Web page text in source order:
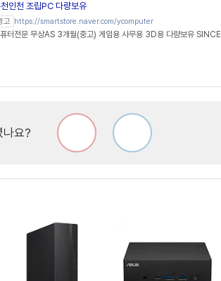
인천 조립PC 다량보유
고 https://smartstore.naver.com/ycomputer
터전문 무상AS 3개월(중고) 게임용 사무용 3D용 다량보유
나요?